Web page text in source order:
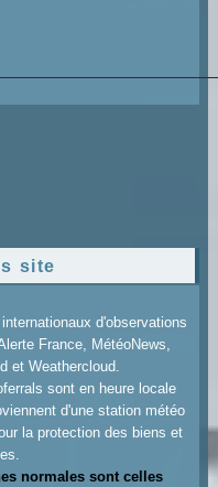
site
d'observations
France, MétéoNews,
et Weathercloud.
sont en heure locale
d'une station météo
la protection des biens et
normales sont celles